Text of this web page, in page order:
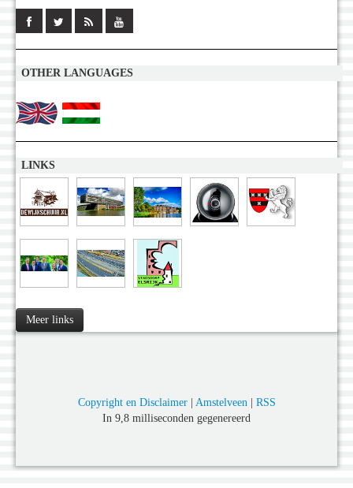
OTHER LANGUAGES
LINKS
Meer links
Copyright en Disclaimer| Amstelveen| RSS
In 9,8 milliseconden gegenereerd